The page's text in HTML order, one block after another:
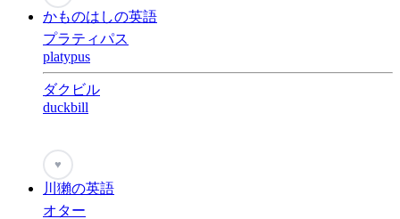
かものはしの英語
プラティパス
platypus
ダクビル
duckbill
♥
川獺の英語
オター